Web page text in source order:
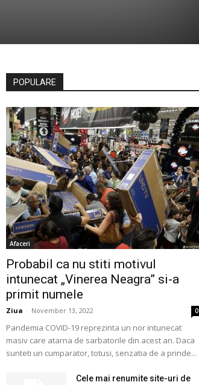
POPULARE
Afaceri
Probabil ca nu stiti motivul
intunecat „Vinerea Neagra” si-a
primit numele
Ziua - November 13, 2022 0
Pandemia COVID-19 reprezinta un nor intunecat
masiv care atarna de sarbatorile din acest an. Daca
sunteti un cumparator, totusi, senzatia de a prinde...
Cele mai renumite site-uri de